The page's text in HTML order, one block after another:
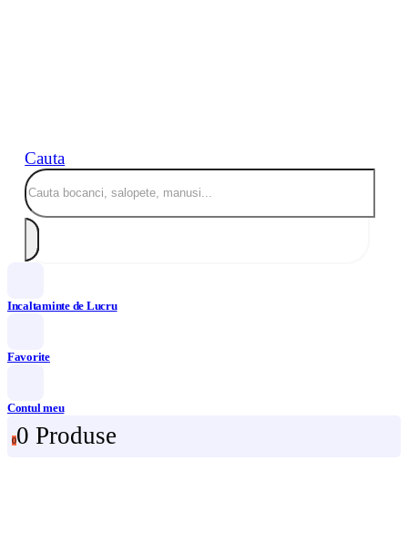
Cauta
Incaltaminte de Lucru
Favorite
Contul meu
00 Produse